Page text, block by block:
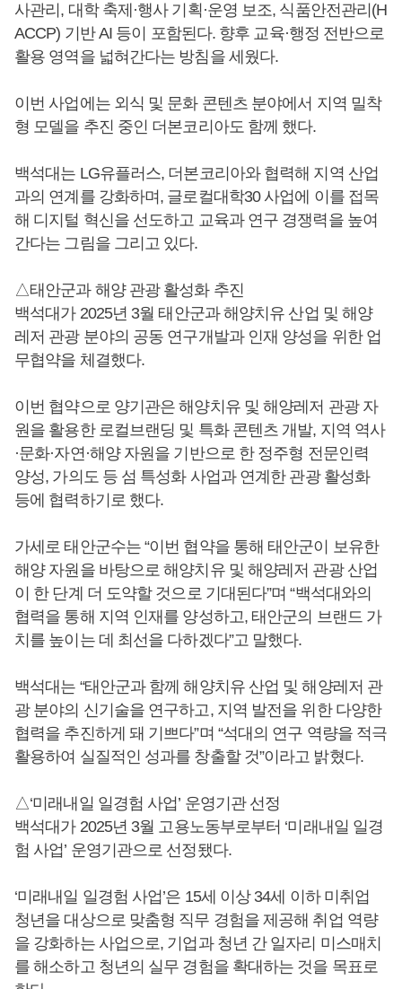
사관리, 대학 축제·행사 기획·운영 보조, 식품안전관리(H
ACCP) 기반 AI 등이 포함된다. 향후 교육·행정 전반으로
활용 영역을 넓혀간다는 방침을 세웠다.
이번 사업에는 외식 및 문화 콘텐츠 분야에서 지역 밀착
형 모델을 추진 중인 더본코리아도 함께 했다.
백석대는 LG유플러스, 더본코리아와 협력해 지역 산업
과의 연계를 강화하며, 글로컬대학30 사업에 이를 접목
해 디지털 혁신을 선도하고 교육과 연구 경쟁력을 높여
간다는 그림을 그리고 있다.
△태안군과 해양 관광 활성화 추진
백석대가 2025년 3월 태안군과 해양치유 산업 및 해양
레저 관광 분야의 공동 연구개발과 인재 양성을 위한 업
무협약을 체결했다.
이번 협약으로 양기관은 해양치유 및 해양레저 관광 자
원을 활용한 로컬브랜딩 및 특화 콘텐츠 개발, 지역 역사
·문화·자연·해양 자원을 기반으로 한 정주형 전문인력
양성, 가의도 등 섬 특성화 사업과 연계한 관광 활성화
등에 협력하기로 했다.
가세로 태안군수는 “이번 협약을 통해 태안군이 보유한
해양 자원을 바탕으로 해양치유 및 해양레저 관광 산업
이 한 단계 더 도약할 것으로 기대된다”며 “백석대와의
협력을 통해 지역 인재를 양성하고, 태안군의 브랜드 가
치를 높이는 데 최선을 다하겠다”고 말했다.
백석대는 “태안군과 함께 해양치유 산업 및 해양레저 관
광 분야의 신기술을 연구하고, 지역 발전을 위한 다양한
협력을 추진하게 돼 기쁘다”며 “석대의 연구 역량을 적극
활용하여 실질적인 성과를 창출할 것”이라고 밝혔다.
△‘미래내일 일경험 사업’ 운영기관 선정
백석대가 2025년 3월 고용노동부로부터 ‘미래내일 일경
험 사업’ 운영기관으로 선정됐다.
‘미래내일 일경험 사업’은 15세 이상 34세 이하 미취업
청년을 대상으로 맞춤형 직무 경험을 제공해 취업 역량
을 강화하는 사업으로, 기업과 청년 간 일자리 미스매치
를 해소하고 청년의 실무 경험을 확대하는 것을 목표로